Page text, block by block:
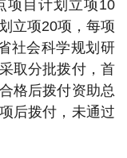
项目计划立项10
立项20项，每项
社会科学规划研
取分批拨付，首
格后拨付资助总
后拨付，未通过